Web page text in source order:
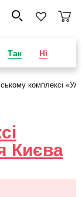
Так Ні
комплексі
Києва